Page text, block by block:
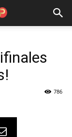
786